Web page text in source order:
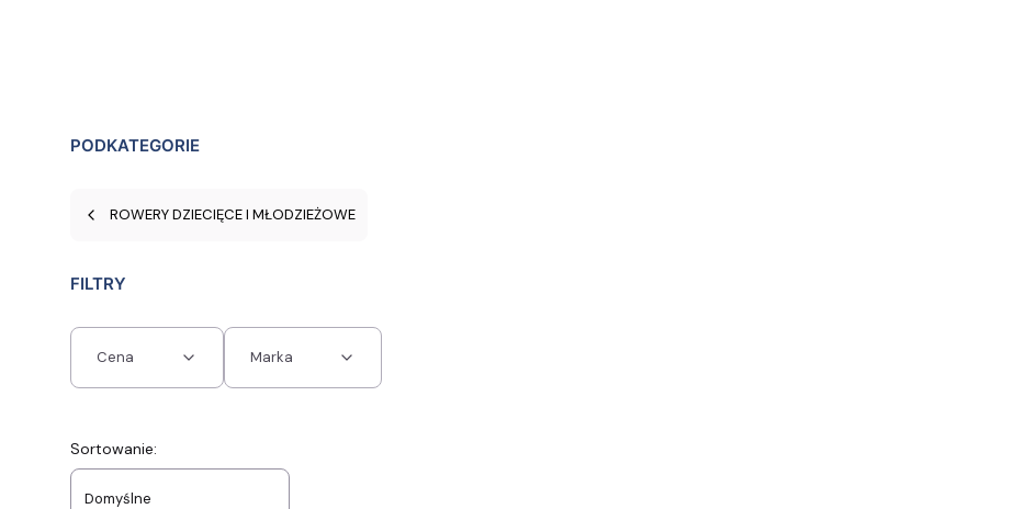
PODKATEGORIE
ROWERY DZIECIĘCE I MŁODZIEŻOWE
FILTRY
Cena Marka
Lista produktów
Sortowanie:
Domyślne